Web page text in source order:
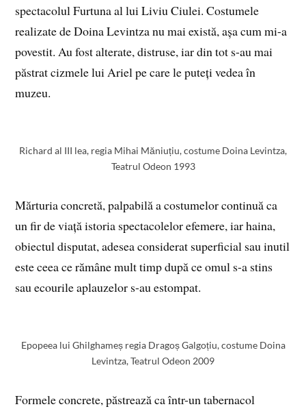
spectacolul Furtuna al lui Liviu Ciulei. Costumele
realizate de Doina Levintza nu mai există, așa cum mi-a
povestit. Au fost alterate, distruse, iar din tot s-au mai
păstrat cizmele lui Ariel pe care le puteți vedea în
muzeu.
Richard al III lea, regia Mihai Măniuțiu, costume Doina Levintza,
Teatrul Odeon 1993
Mărturia concretă, palpabilă a costumelor continuă ca
un fir de viață istoria spectacolelor efemere, iar haina,
obiectul disputat, adesea considerat superficial sau inutil
este ceea ce rămâne mult timp după ce omul s-a stins
sau ecourile aplauzelor s-au estompat.
Epopeea lui Ghilghameș regia Dragoș Galgoțiu, costume Doina
Levintza, Teatrul Odeon 2009
Formele concrete, păstrează ca într-un tabernacol